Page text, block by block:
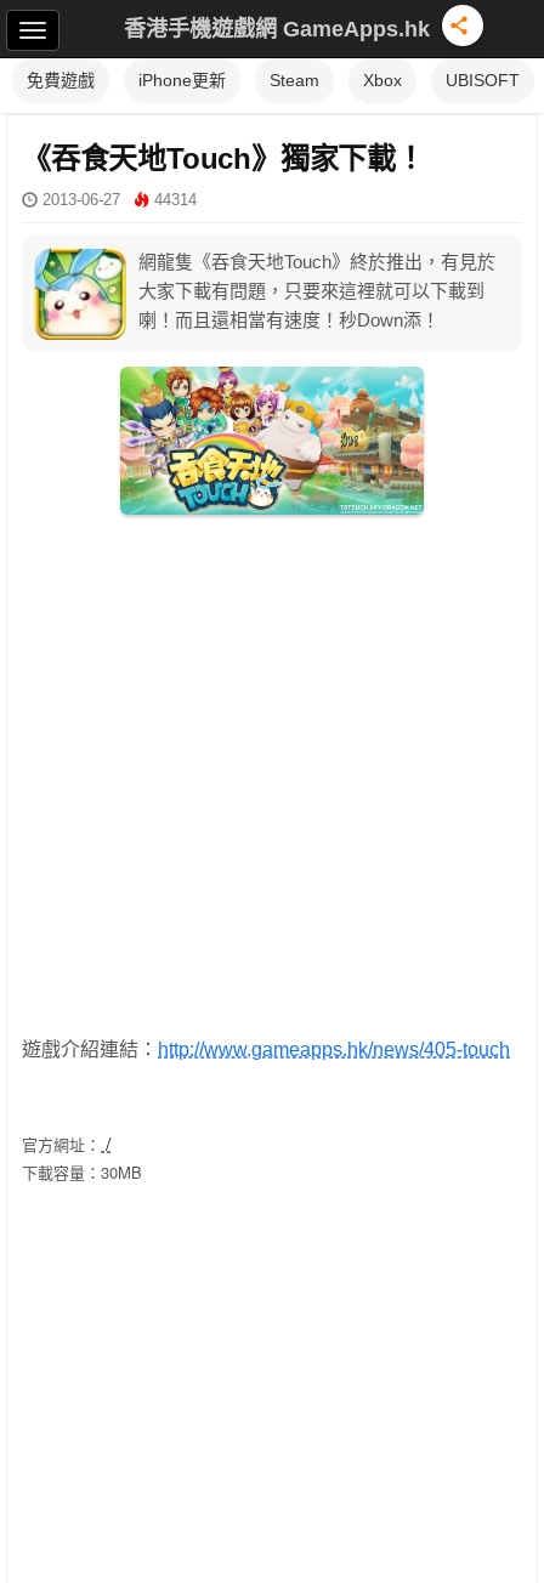
香港手機遊戲網 GameApps.hk
免費遊戲 iPhone更新 Steam Xbox UBISOFT
《吞食天地Touch》獨家下載！
2013-06-27 44314
網龍隻《吞食天地Touch》終於推出，有見於
大家下載有問題，只要來這裡就可以下載到
喇！而且還相當有速度！秒Down添！
遊戲介紹連結： http://www.gameapps.hk/news/405-touch
官方網址： /
下載容量：30MB